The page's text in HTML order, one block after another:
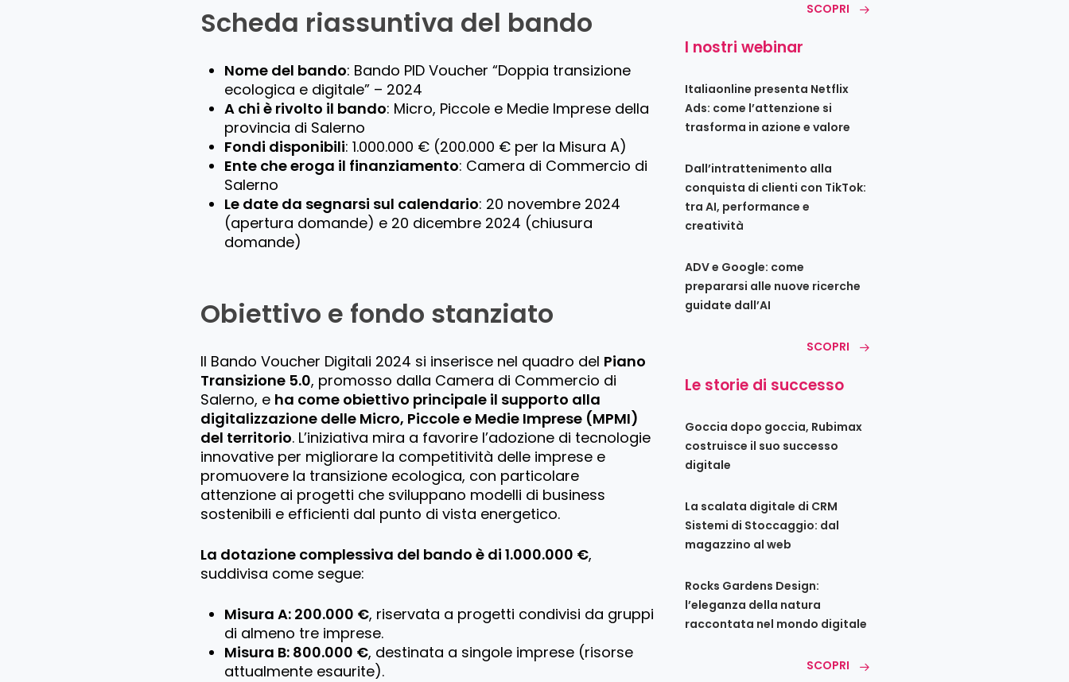
Scheda riassuntiva del bando
Nome del bando: Bando PID Voucher “Doppia transizione
ecologica e digitale” – 2024
A chi è rivolto il bando: Micro, Piccole e Medie Imprese della
provincia di Salerno
Fondi disponibili: 1.000.000 € (200.000 € per la Misura A)
Ente che eroga il finanziamento: Camera di Commercio di
Salerno
Le date da segnarsi sul calendario: 20 novembre 2024
(apertura domande) e 20 dicembre 2024 (chiusura
domande)
Obiettivo e fondo stanziato
Il Bando Voucher Digitali 2024 si inserisce nel quadro del Piano
Transizione 5.0, promosso dalla Camera di Commercio di
Salerno, e ha come obiettivo principale il supporto alla
digitalizzazione delle Micro, Piccole e Medie Imprese (MPMI)
del territorio. L’iniziativa mira a favorire l’adozione di tecnologie
innovative per migliorare la competitività delle imprese e
promuovere la transizione ecologica, con particolare
attenzione ai progetti che sviluppano modelli di business
sostenibili e efficienti dal punto di vista energetico.
La dotazione complessiva del bando è di 1.000.000 €,
suddivisa come segue:
Misura A: 200.000 €, riservata a progetti condivisi da gruppi
di almeno tre imprese.
Misura B: 800.000 €, destinata a singole imprese (risorse
attualmente esaurite).
SCOPRI
I nostri webinar
Italiaonline presenta Netflix
Ads: come l’attenzione si
trasforma in azione e valore
Dall’intrattenimento alla
conquista di clienti con TikTok:
tra AI, performance e
creatività
ADV e Google: come
prepararsi alle nuove ricerche
guidate dall’AI
SCOPRI
Le storie di successo
Goccia dopo goccia, Rubimax
costruisce il suo successo
digitale
La scalata digitale di CRM
Sistemi di Stoccaggio: dal
magazzino al web
Rocks Gardens Design:
l’eleganza della natura
raccontata nel mondo digitale
SCOPRI